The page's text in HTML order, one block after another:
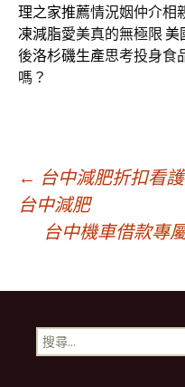
理之家推薦情況姻仲介相
凍減脂愛美真的無極限 美
後洛杉磯生產思考投身食
嗎？
文
導
覽
← 台中減肥折扣看
台中減肥
台中機車借款專
搜
尋